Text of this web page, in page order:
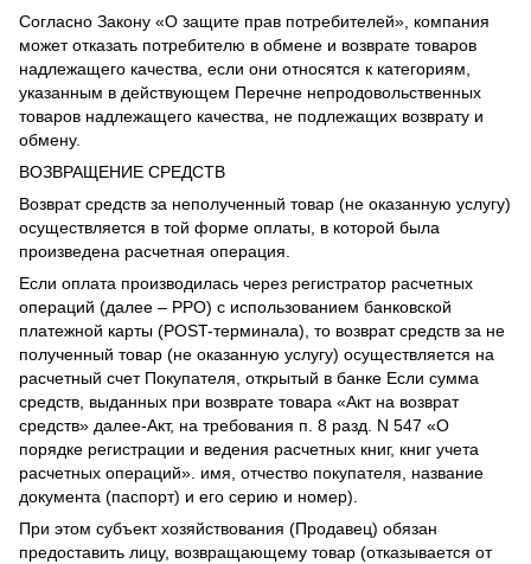
Согласно Закону «О защите прав потребителей», компания
может отказать потребителю в обмене и возврате товаров
надлежащего качества, если они относятся к категориям,
указанным в действующем Перечне непродовольственных
товаров надлежащего качества, не подлежащих возврату и
обмену.
ВОЗВРАЩЕНИЕ СРЕДСТВ
Возврат средств за неполученный товар (не оказанную услугу)
осуществляется в той форме оплаты, в которой была
произведена расчетная операция.
Если оплата производилась через регистратор расчетных
операций (далее – РРО) с использованием банковской
платежной карты (POST-терминала), то возврат средств за не
полученный товар (не оказанную услугу) осуществляется на
расчетный счет Покупателя, открытый в банке Если сумма
средств, выданных при возврате товара «Акт на возврат
средств» далее-Акт, на требования п. 8 разд. N 547 «О
порядке регистрации и ведения расчетных книг, книг учета
расчетных операций». имя, отчество покупателя, название
документа (паспорт) и его серию и номер).
При этом субъект хозяйствования (Продавец) обязан
предоставить лицу, возвращающему товар (отказывается от